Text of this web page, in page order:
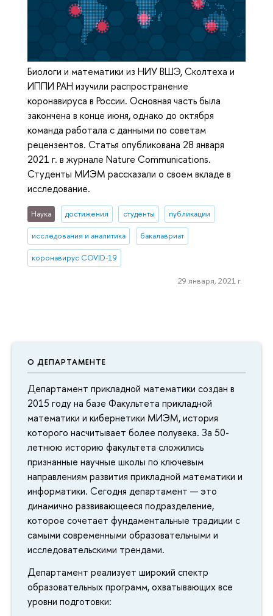
О ДЕПАРТАМЕНТЕ
Департамент прикладной математики создан в
2015 году на базе Факультета прикладной
математики и кибернетики МИЭМ, история
которого насчитывает более полувека. За 50-
летнюю историю факультета сложились
признанные научные школы по ключевым
направлениям развития прикладной математики и
информатики. Сегодня департамент — это
динамично развивающееся подразделение,
которое сочетает фундаментальные традиции с
самыми современными образовательными и
исследовательскими трендами.
Департамент реализует широкий спектр
образовательных программ, охватывающих все
уровни подготовки:
Биологи и математики из НИУ ВШЭ, Сколтеха и
ИППИ РАН изучили распространение
коронавируса в России. Основная часть была
закончена в конце июня, однако до октября
команда работала с данными по советам
рецензентов. Статья опубликована 28 января
2021 г. в журнале Nature Communications.
Студенты МИЭМ рассказали о своем вкладе в
исследование.
Наука достижения студенты публикации
исследования и аналитика бакалавриат
коронавирус COVID-19
29 января, 2021 г.